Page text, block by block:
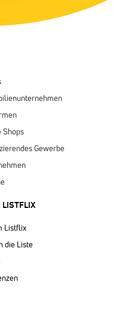
Shops
Gewerbe
LISTFLIX​
Listflix
die Liste